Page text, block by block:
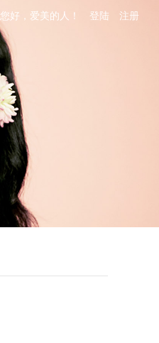
您好，爱美的人！ 登陆 注册